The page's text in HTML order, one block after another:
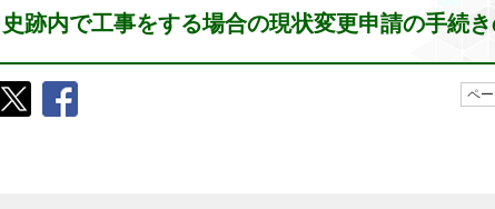
史跡内で工事をする場合の現状変更申請の手続
ペ